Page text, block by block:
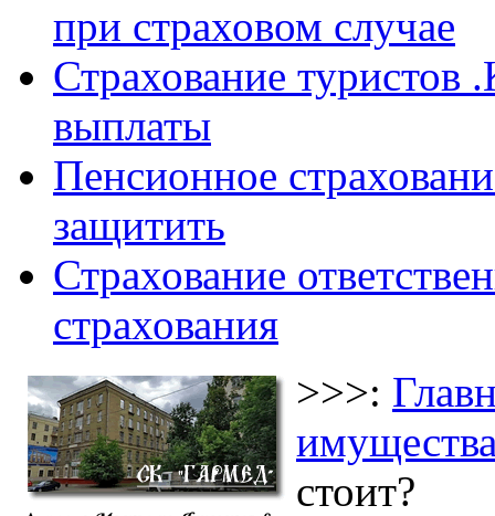
при страховом случае
Страхование туристов
выплаты
Пенсионное
защитить
Страхование
страхования
>>>:
стоит?